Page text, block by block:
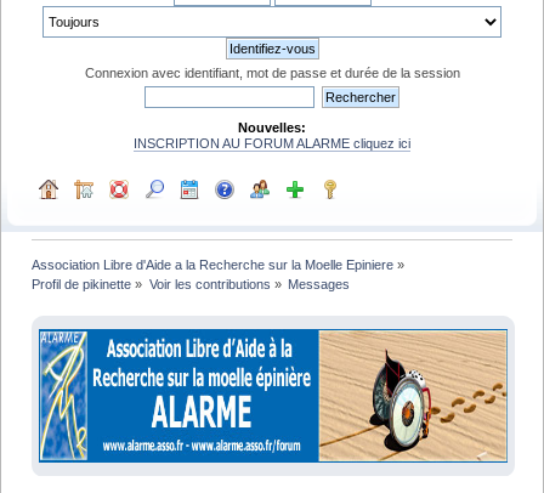
Connexion avec identifiant, mot de passe et durée de la session
Nouvelles:
INSCRIPTION AU FORUM ALARME cliquez ici
Association Libre d'Aide a la Recherche sur la Moelle Epiniere »
Profil de pikinette » Voir les contributions » Messages